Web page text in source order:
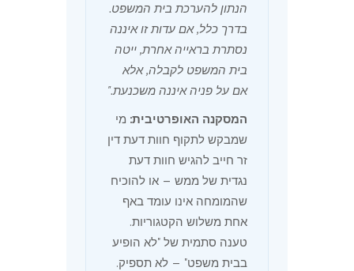
הנתון להערכת בית המשפט.
בדרך כלל, אם עדות זו איננה
נסתרת בראייה אחרת, ייטה
בית המשפט לקבלה, אלא
אם על פניה איננה משכנעת."
המסקנה האופרטיבית: מי
שמבקש לתקוף חוות דעת דין
זר חייב להגיש חוות דעת
נגדית של ממש — או להוכיח
שהמומחה אינו עומד באף
אחת משלוש הקטגוריות.
טענה סתמית של "לא הופיע
בבית משפט" — לא תספיק.